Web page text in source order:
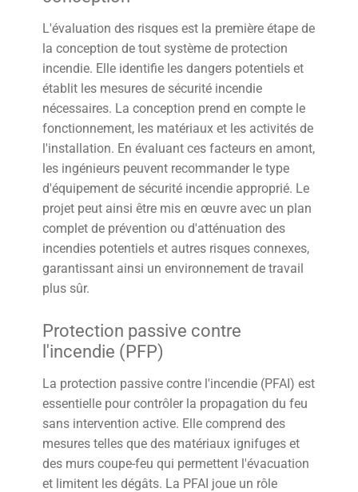
L'évaluation des risques est la première étape de
la conception de tout système de protection
incendie. Elle identifie les dangers potentiels et
établit les mesures de sécurité incendie
nécessaires. La conception prend en compte le
fonctionnement, les matériaux et les activités de
l'installation. En évaluant ces facteurs en amont,
les ingénieurs peuvent recommander le type
d'équipement de sécurité incendie approprié. Le
projet peut ainsi être mis en œuvre avec un plan
complet de prévention ou d'atténuation des
incendies potentiels et autres risques connexes,
garantissant ainsi un environnement de travail
plus sûr.
Protection passive contre
l'incendie (PFP)
La protection passive contre l'incendie (PFAI) est
essentielle pour contrôler la propagation du feu
sans intervention active. Elle comprend des
mesures telles que des matériaux ignifuges et
des murs coupe-feu qui permettent l'évacuation
et limitent les dégâts. La PFAI joue un rôle